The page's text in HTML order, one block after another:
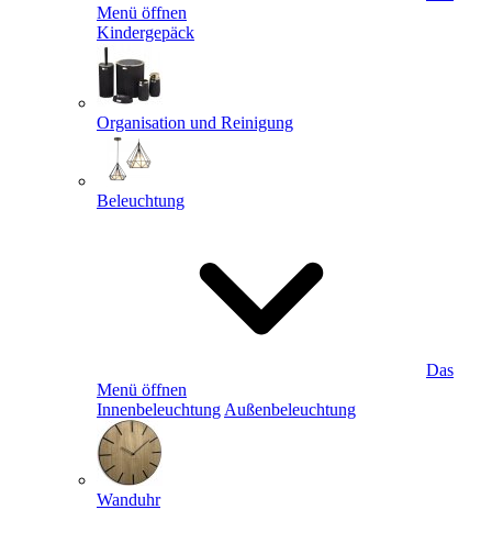
Menü öffnen
Kindergepäck
Organisation und Reinigung
Beleuchtung
Das
Menü öffnen
Innenbeleuchtung Außenbeleuchtung
Wanduhr